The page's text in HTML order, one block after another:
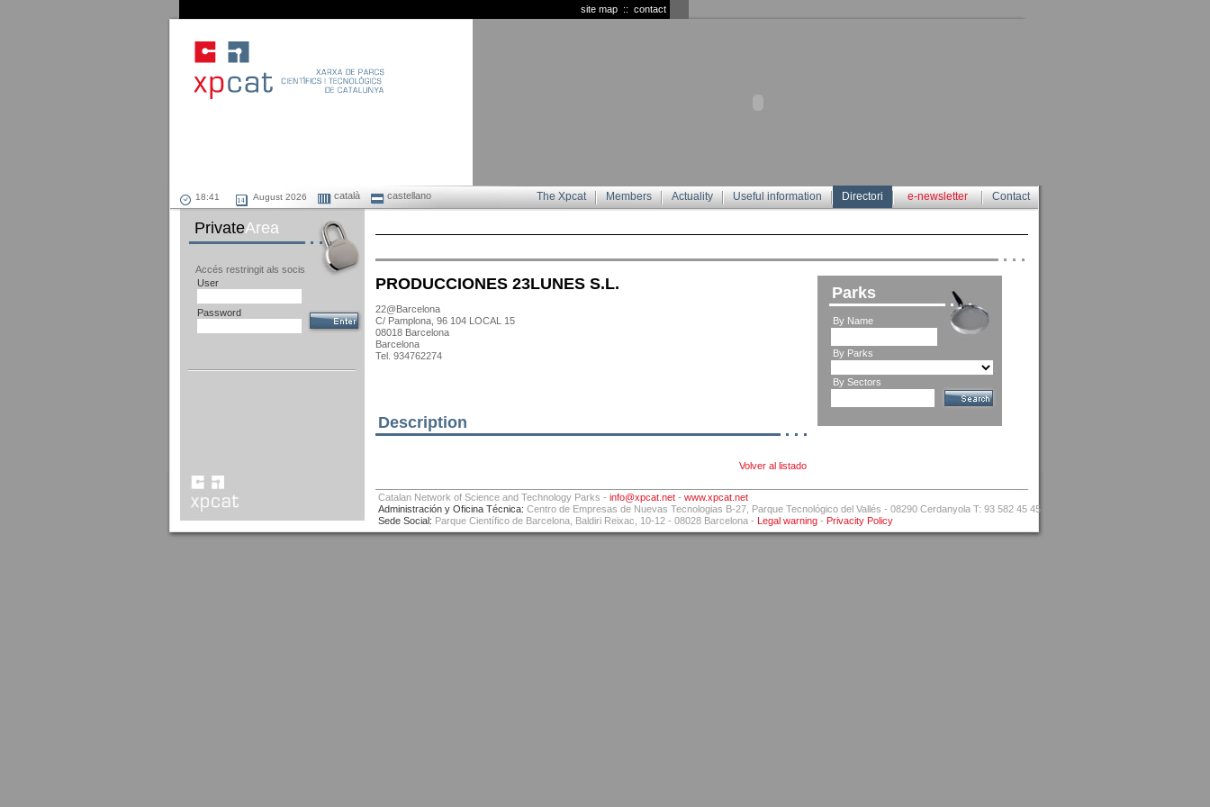
contact
::
site map
August 2026 català castellano Contact
e-newsletter
Directori
Useful information
Actuality
Members
The Xpcat
PrivateArea
Accés restringit als socis
User
Password
PRODUCCIONES 23LUNES S.L.
22@Barcelona
C/ Pamplona, 96 104 LOCAL 15
08018 Barcelona
Barcelona
Tel. 934762274
Description
Volver al listado
Parks
By Name
By Parks
By Sectors
Catalan Network of Science and Technology Parks - info@xpcat.net - www.xpcat.net
Administración y Oficina Técnica: Centro de Empresas de Nuevas Tecnologias B-27, Parque Tecnológico del Vallés - 08290 Cerdanyola T: 93 582 45 45
Sede Social: Parque Científico de Barcelona, Baldiri Reixac, 10-12 - 08028 Barcelona - Legal warning - Privacity Policy